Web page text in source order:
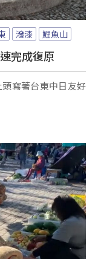
潑漆 鯉魚山
完成復原
寫著台東中日友好